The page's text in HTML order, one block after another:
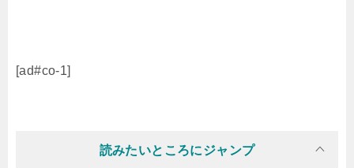
[ad#co-1]
読みたいところにジャンプ